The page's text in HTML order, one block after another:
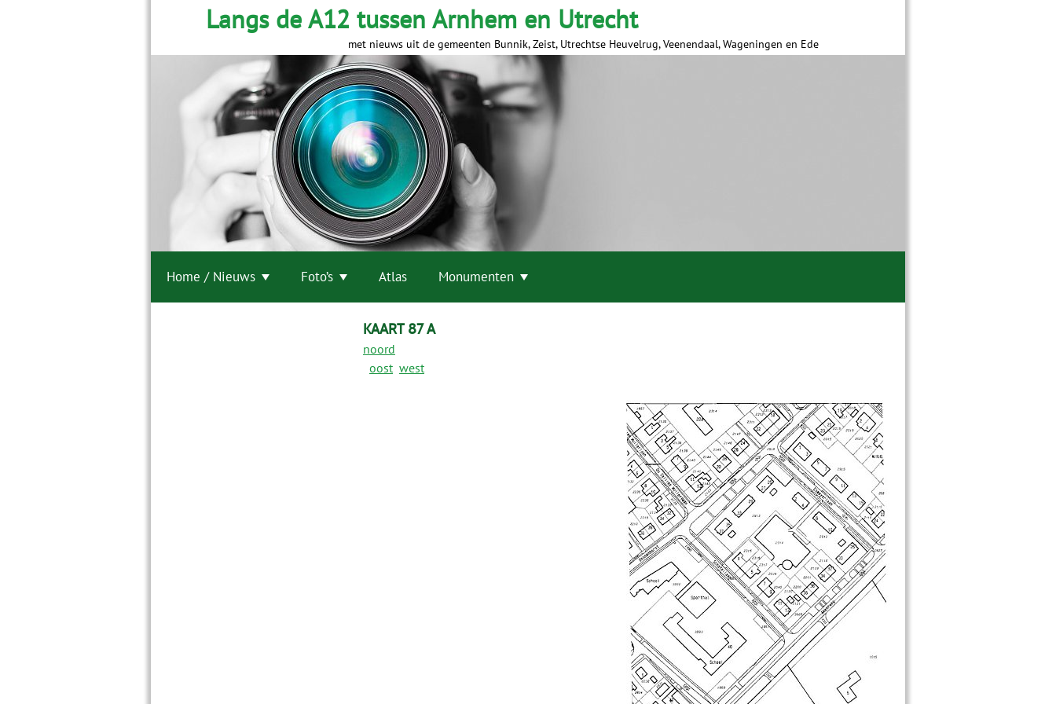
KAART 87 A
noord
oost west
Langs de A12 tussen Arnhem en Utrecht
met nieuws uit de gemeenten Bunnik, Zeist, Utrechtse Heuvelrug, Veenendaal, Wageningen en Ede
Home / Nieuws Foto’s Atlas Monumenten